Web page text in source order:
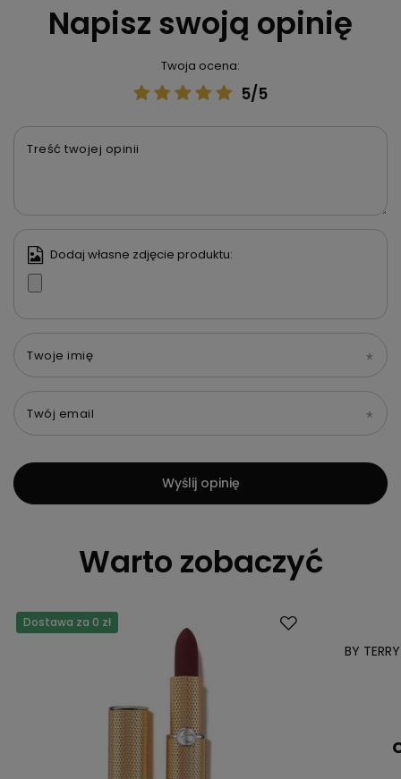
Napisz swoją opinię
Twoja ocena:
5/5
Treść twojej opinii
Dodaj własne zdjęcie produktu:
Twoje imię
Twój email
Wyślij opinię
Warto zobaczyć
Dostawa za 0 zł
BY